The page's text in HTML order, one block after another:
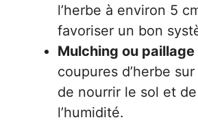
l’herbe à environ 5
favoriser un bon
Mulching ou paillage
coupures d’herbe
de nourrir le sol et
l’humidité.